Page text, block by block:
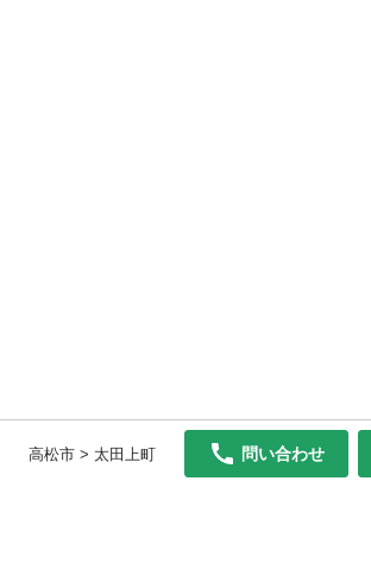
高松市 > 太田上町 問い合わせ